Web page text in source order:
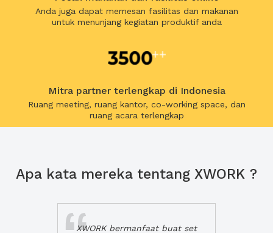
Anda juga dapat memesan fasilitas dan makanan
untuk menunjang kegiatan produktif anda
Mitra partner terlengkap di Indonesia
Ruang meeting, ruang kantor, co-working space, dan
ruang acara terlengkap
Apa kata mereka tentang XWORK ?
XWORK bermanfaat buat set